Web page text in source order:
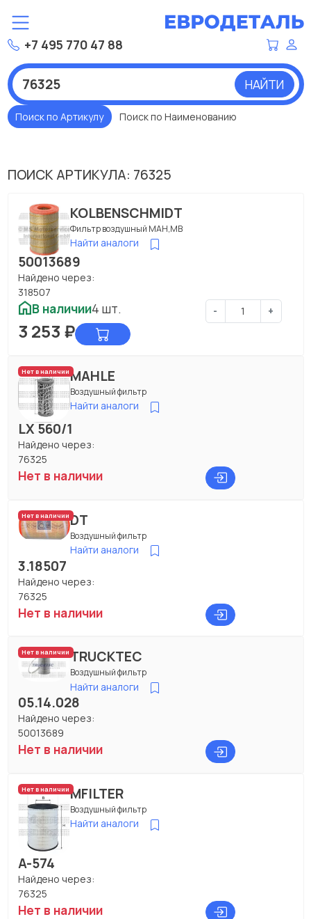
+7 495 770 47 88
НАЙТИ
Поиск по Артикулу Поиск по Наименованию
ПОИСК АРТИКУЛА: 76325
KOLBENSCHMIDT
Фильтр воздушный МАН,МВ
Найти аналоги
50013689
Найдено через:
318507
В наличии4 шт. - +
3 253 ₽
Нет в наличииMAHLE
Воздушный фильтр
Найти аналоги
LX 560/1
Найдено через:
76325
Нет в наличии
Нет в наличииDT
Воздушный фильтр
Найти аналоги
3.18507
Найдено через:
76325
Нет в наличии
Нет в наличииTRUCKTEC
Воздушный фильтр
Найти аналоги
05.14.028
Найдено через:
50013689
Нет в наличии
Нет в наличииMFILTER
Воздушный фильтр
Найти аналоги
A-574
Найдено через:
76325
Нет в наличии